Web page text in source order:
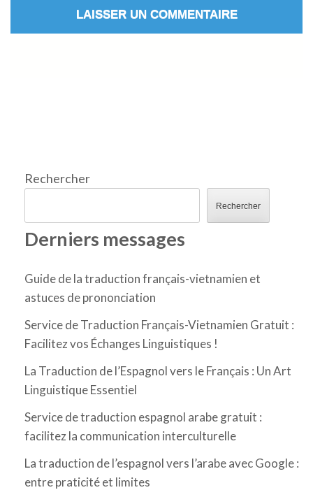
Rechercher
Rechercher
Derniers messages
Guide de la traduction français-vietnamien et
astuces de prononciation
Service de Traduction Français-Vietnamien Gratuit :
Facilitez vos Échanges Linguistiques !
La Traduction de l’Espagnol vers le Français : Un Art
Linguistique Essentiel
Service de traduction espagnol arabe gratuit :
facilitez la communication interculturelle
La traduction de l’espagnol vers l’arabe avec Google :
entre praticité et limites